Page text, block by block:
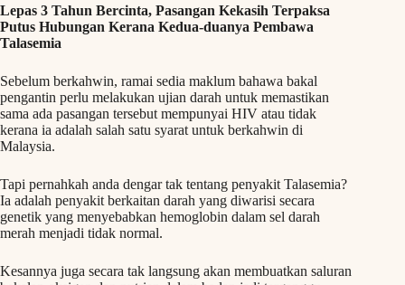
Lepas 3 Tahun Bercinta, Pasangan Kekasih Terpaksa
Putus Hubungan Kerana Kedua-duanya Pembawa
Talasemia
Sebelum berkahwin, ramai sedia maklum bahawa bakal
pengantin perlu melakukan ujian darah untuk memastikan
sama ada pasangan tersebut mempunyai HIV atau tidak
kerana ia adalah salah satu syarat untuk berkahwin di
Malaysia.
Tapi pernahkah anda dengar tak tentang penyakit Talasemia?
Ia adalah penyakit berkaitan darah yang diwarisi secara
genetik yang menyebabkan hemoglobin dalam sel darah
merah menjadi tidak normal.
Kesannya juga secara tak langsung akan membuatkan saluran